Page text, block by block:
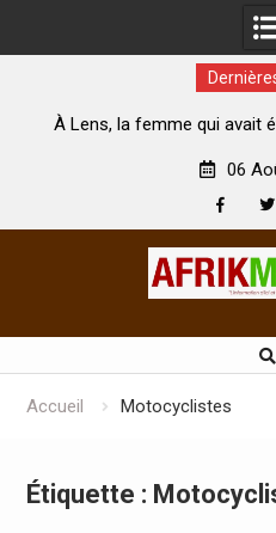
qui avait été brûlée avec son
06
Accueil Motocyclistes
Étiquette :